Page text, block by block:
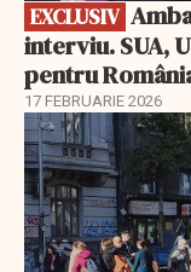
EXCLUSIV
interviu. SUA,
pentru
17 FEBRUARIE 2026